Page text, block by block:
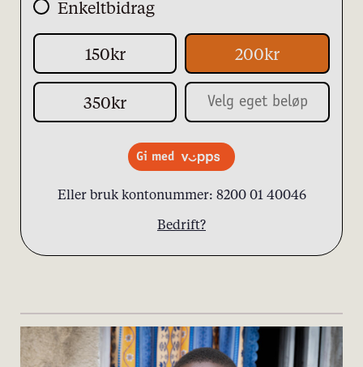
Enkeltbidrag
150kr 200kr
350kr
Gi med
Eller bruk kontonummer: 8200 01 40046
Bedrift?